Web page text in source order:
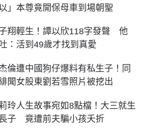
」本尊竟開保母車到場朝聖
翔輕生！譚以欣118字發聲 他
：活到49歲才找到真愛
倫遭中國狗仔爆料有私生子！同
聞女股東劉若雪照片被挖出
玲人生故事宛如8點檔！大三就生
子 竟遭前夫騙小孩夭折